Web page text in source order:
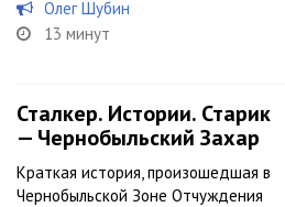
Олег Шубин
13 минут
Сталкер. Истории. Старик
— Чернобыльский Захар
Краткая история, произошедшая в
Чернобыльской Зоне Отчуждения